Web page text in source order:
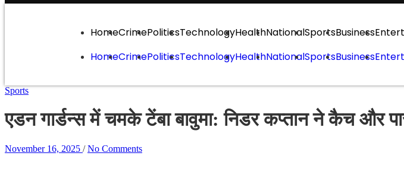
HomeCrimePoliticsTechnologyHealthNationalSportsBusiness
HomeCrimePoliticsTechnologyHealthNationalSportsBusiness
Sports
एडन गार्डन्स में चमके टेंबा बावुमा: निडर कप्तान ने कैच और
November 16, 2025 / No Comments